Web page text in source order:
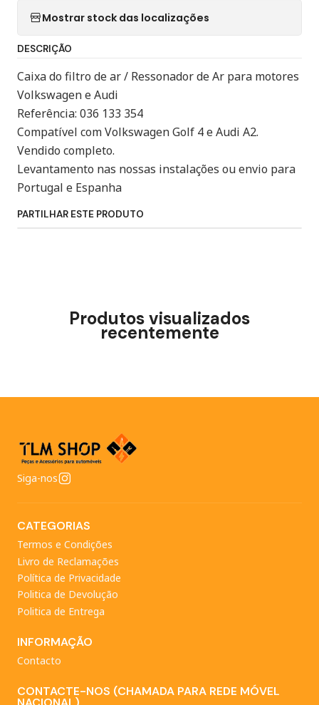
Mostrar stock das localizações
DESCRIÇÃO
Caixa do filtro de ar / Ressonador de Ar para motores
Volkswagen e Audi
Referência: 036 133 354
Compatível com Volkswagen Golf 4 e Audi A2.
Vendido completo.
Levantamento nas nossas instalações ou envio para
Portugal e Espanha
PARTILHAR ESTE PRODUTO
Produtos visualizados
recentemente
Siga-nos
CATEGORIAS
Termos e Condições
Livro de Reclamações
Política de Privacidade
Politica de Devolução
Politica de Entrega
INFORMAÇÃO
Contacto
CONTACTE-NOS (CHAMADA PARA REDE MÓVEL